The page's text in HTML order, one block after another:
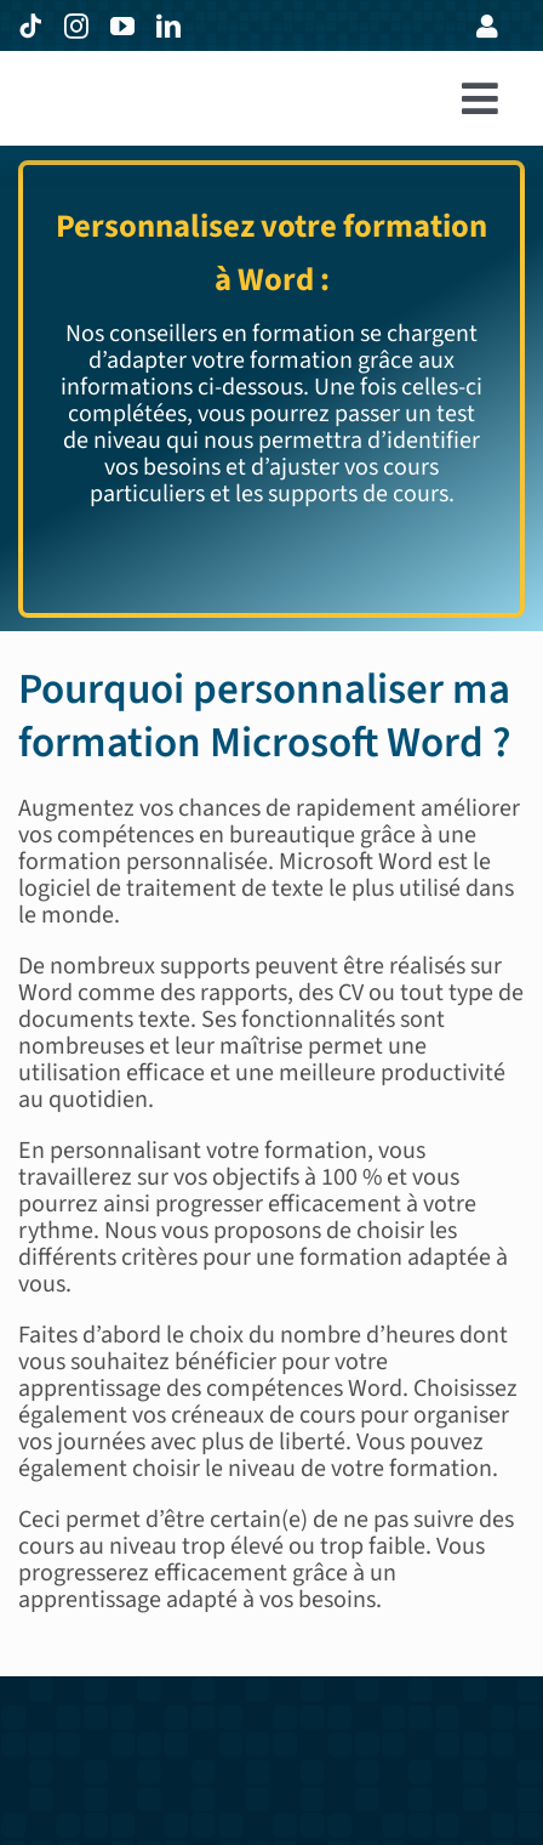
Passer
au
Accueil
Formations
Entreprises
Avis
Expertise
À propos
Personnalisez votre formation
à Word :
Nos conseillers en formation se chargent
d’adapter votre formation grâce aux
informations ci-dessous. Une fois celles-ci
complétées, vous pourrez passer un test
de niveau qui nous permettra d’identifier
vos besoins et d’ajuster vos cours
particuliers et les supports de cours.
Pourquoi personnaliser ma
formation Microsoft Word ?
Augmentez vos chances de rapidement améliorer
vos compétences en bureautique grâce à une
formation personnalisée. Microsoft Word est le
logiciel de traitement de texte le plus utilisé dans
le monde.
De nombreux supports peuvent être réalisés sur
Word comme des rapports, des CV ou tout type de
documents texte. Ses fonctionnalités sont
nombreuses et leur maîtrise permet une
utilisation efficace et une meilleure productivité
au quotidien.
En personnalisant votre formation, vous
travaillerez sur vos objectifs à 100 % et vous
pourrez ainsi progresser efficacement à votre
rythme. Nous vous proposons de choisir les
différents critères pour une formation adaptée à
vous.
Faites d’abord le choix du nombre d’heures dont
vous souhaitez bénéficier pour votre
apprentissage des compétences Word. Choisissez
également vos créneaux de cours pour organiser
vos journées avec plus de liberté. Vous pouvez
également choisir le niveau de votre formation.
Ceci permet d’être certain(e) de ne pas suivre des
cours au niveau trop élevé ou trop faible. Vous
progresserez efficacement grâce à un
apprentissage adapté à vos besoins.